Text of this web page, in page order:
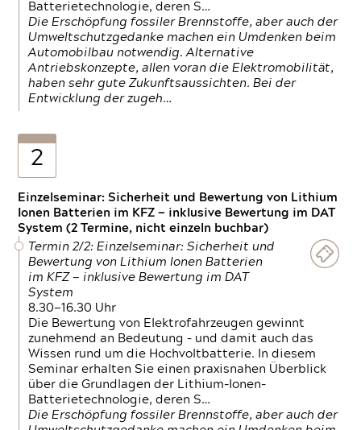
Batterietechnologie, deren S…
Die Erschöpfung fossiler Brennstoffe, aber auch der
Umweltschutzgedanke machen ein Umdenken beim
Automobilbau notwendig. Alternative
Antriebskonzepte, allen voran die Elektromobilität,
haben sehr gute Zukunftsaussichten. Bei der
Entwicklung der zugeh…
2
Einzelseminar: Sicherheit und Bewertung von Lithium
Ionen Batterien im KFZ — inklusive Bewertung im DAT
System (2 Termine, nicht einzeln buchbar)
Termin 2/2: Einzelseminar: Sicherheit und
Bewertung von Lithium Ionen Batterien
im KFZ — inklusive Bewertung im DAT
System
8.30—16.30 Uhr
Die Bewertung von Elektrofahrzeugen gewinnt
zunehmend an Bedeutung – und damit auch das
Wissen rund um die Hochvoltbatterie. In diesem
Seminar erhalten Sie einen praxisnahen Überblick
über die Grundlagen der Lithium-Ionen-
Batterietechnologie, deren S…
Die Erschöpfung fossiler Brennstoffe, aber auch der